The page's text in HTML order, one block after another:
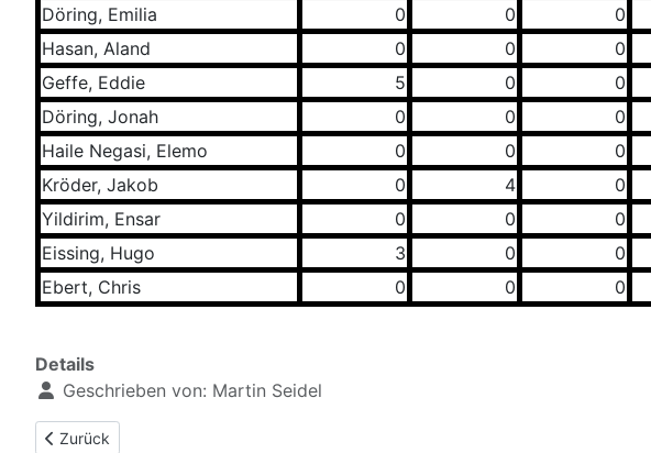
Döring, Emilia
0 0 0
Hasan, Aland
0 0 0
Geffe, Eddie
5 0 0
Döring, Jonah
0 0 0
Haile Negasi, Elemo
0 0 0
Kröder, Jakob
0 4 0
Yildirim, Ensar
0 0 0
Eissing, Hugo
3 0 0
Ebert, Chris
0 0 0
Details
Geschrieben von: Martin Seidel
Vorheriger Beitrag: Jahresübersicht 2024 --- U10
Zurück